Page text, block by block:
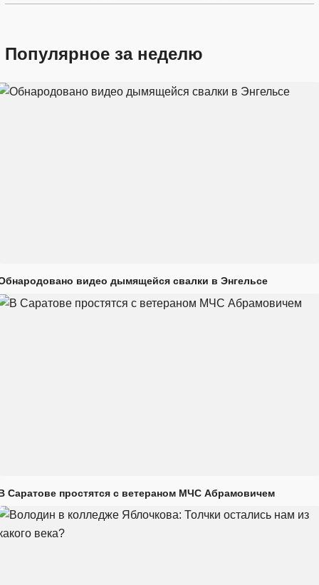
Популярное за неделю
видео дымящейся свалки в Энгельсе
Саратове простятся с ветераном МЧС Абрамовичем